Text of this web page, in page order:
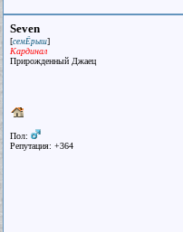
Seven
[семЁрыш]
Кардинал
Прирожденный Джаец
Пол:
Репутация: +364